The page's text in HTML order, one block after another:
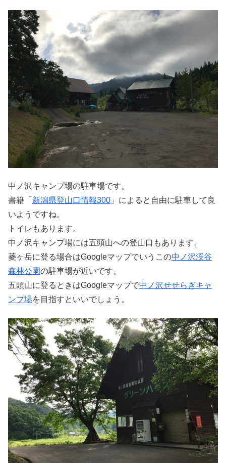
中ノ沢キャンプ場の駐車場です。
書籍「 新潟県登山口情報300 」によると自由に駐車して良
いようですね。
トイレもあります。
中ノ沢キャンプ場には五頭山への登山口もあります。
菱ヶ岳に登る場合はGoogleマップでいうこの中ノ沢渓谷
森林公園の駐車場が近いです。
五頭山に登るときはGoogleマップで中ノ沢せせらぎキャ
ンプ場を目指すといいでしょう。